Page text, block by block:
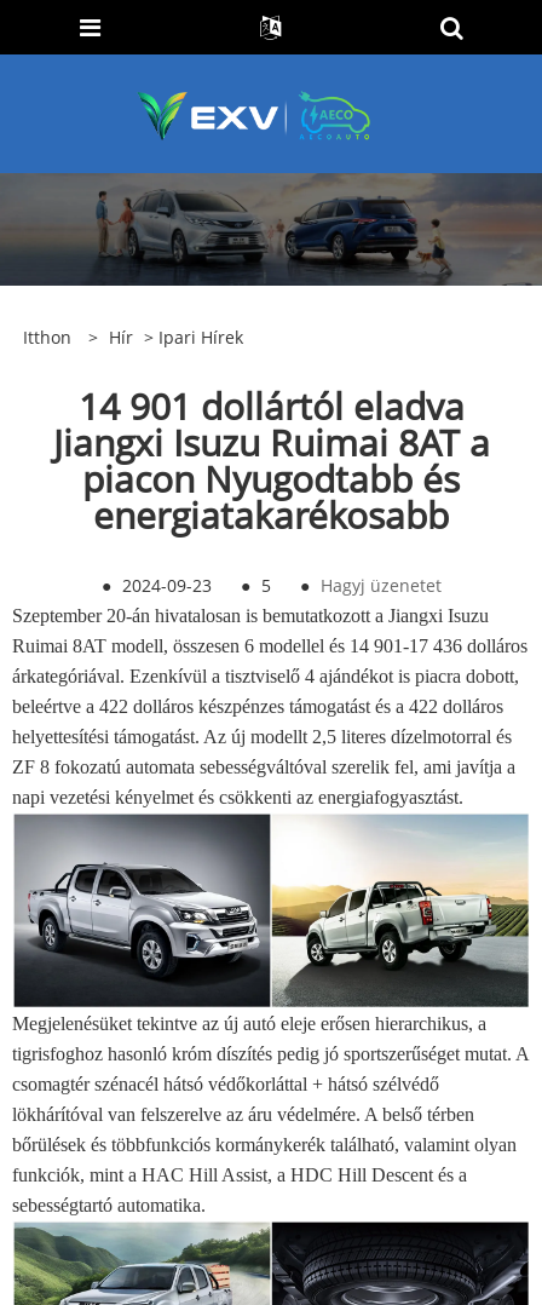
Itthon > Hír > Ipari Hírek
14 901 dollártól eladva
Jiangxi Isuzu Ruimai 8AT a
piacon Nyugodtabb és
energiatakarékosabb
● 2024-09-23 ● 5 ● Hagyj üzenetet
Szeptember 20-án hivatalosan is bemutatkozott a Jiangxi Isuzu
Ruimai 8AT modell, összesen 6 modellel és 14 901-17 436 dolláros
árkategóriával. Ezenkívül a tisztviselő 4 ajándékot is piacra dobott,
beleértve a 422 dolláros készpénzes támogatást és a 422 dolláros
helyettesítési támogatást. Az új modellt 2,5 literes dízelmotorral és
ZF 8 fokozatú automata sebességváltóval szerelik fel, ami javítja a
napi vezetési kényelmet és csökkenti az energiafogyasztást.
Megjelenésüket tekintve az új autó eleje erősen hierarchikus, a
tigrisfoghoz hasonló króm díszítés pedig jó sportszerűséget mutat. A
csomagtér szénacél hátsó védőkorláttal + hátsó szélvédő
lökhárítóval van felszerelve az áru védelmére. A belső térben
bőrülések és többfunkciós kormánykerék található, valamint olyan
funkciók, mint a HAC Hill Assist, a HDC Hill Descent és a
sebességtartó automatika.